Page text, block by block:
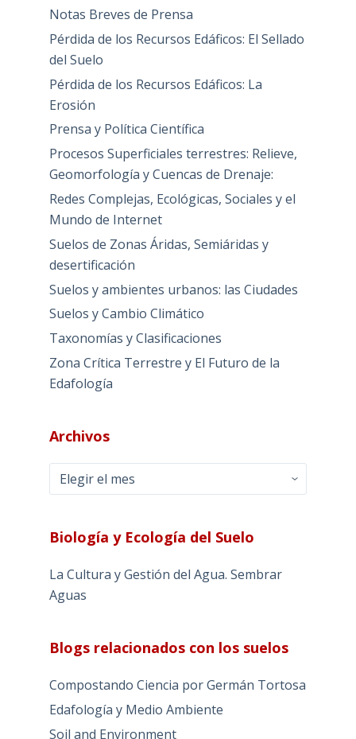
Notas Breves de Prensa
Pérdida de los Recursos Edáficos: El Sellado
del Suelo
Pérdida de los Recursos Edáficos: La
Erosión
Prensa y Política Científica
Procesos Superficiales terrestres: Relieve,
Geomorfología y Cuencas de Drenaje:
Redes Complejas, Ecológicas, Sociales y el
Mundo de Internet
Suelos de Zonas Áridas, Semiáridas y
desertificación
Suelos y ambientes urbanos: las Ciudades
Suelos y Cambio Climático
Taxonomías y Clasificaciones
Zona Crítica Terrestre y El Futuro de la
Edafología
Archivos
Archivos
Biología y Ecología del Suelo
La Cultura y Gestión del Agua. Sembrar
Aguas
Blogs relacionados con los suelos
Compostando Ciencia por Germán Tortosa
Edafología y Medio Ambiente
Soil and Environment